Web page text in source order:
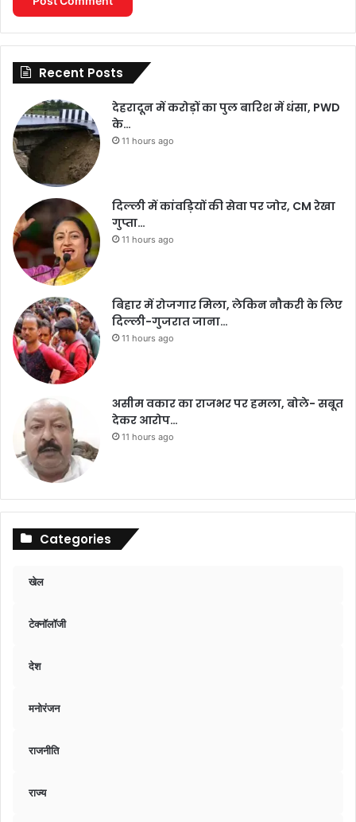
Recent Posts
देहरादून में करोड़ों का पुल बारिश में धंसा, PWD
के…
11 hours ago
दिल्ली में कांवड़ियों की सेवा पर जोर, CM रेखा
गुप्ता…
11 hours ago
बिहार में रोजगार मिला, लेकिन नौकरी के लिए
दिल्ली-गुजरात जाना…
11 hours ago
असीम वकार का राजभर पर हमला, बोले- सबूत
देकर आरोप…
11 hours ago
Categories
खेल
टेक्नॉलॉजी
देश
मनोरंजन
राजनीति
राज्य